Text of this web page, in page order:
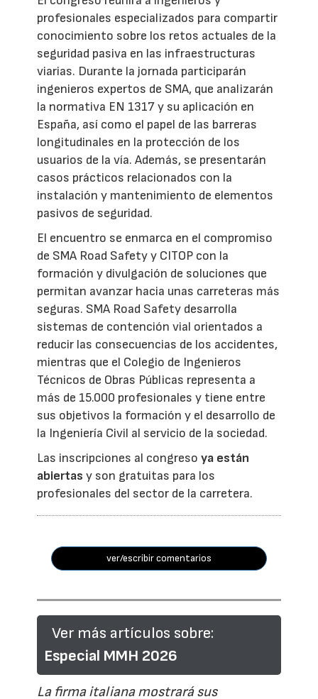
profesionales especializados para compartir
conocimiento sobre los retos actuales de la
seguridad pasiva en las infraestructuras
viarias. Durante la jornada participarán
ingenieros expertos de SMA, que analizarán
la normativa EN 1317 y su aplicación en
España, así como el papel de las barreras
longitudinales en la protección de los
usuarios de la vía. Además, se presentarán
casos prácticos relacionados con la
instalación y mantenimiento de elementos
pasivos de seguridad.
El encuentro se enmarca en el compromiso
de SMA Road Safety y CITOP con la
formación y divulgación de soluciones que
permitan avanzar hacia unas carreteras más
seguras. SMA Road Safety desarrolla
sistemas de contención vial orientados a
reducir las consecuencias de los accidentes,
mientras que el Colegio de Ingenieros
Técnicos de Obras Públicas representa a
más de 15.000 profesionales y tiene entre
sus objetivos la formación y el desarrollo de
la Ingeniería Civil al servicio de la sociedad.
Las inscripciones al congresoya están
abiertas y son gratuitas para los
profesionales del sector de la carretera.
ver/escribir comentarios
Ver más artículos sobre:
Especial MMH 2026
La firma italiana mostrará sus